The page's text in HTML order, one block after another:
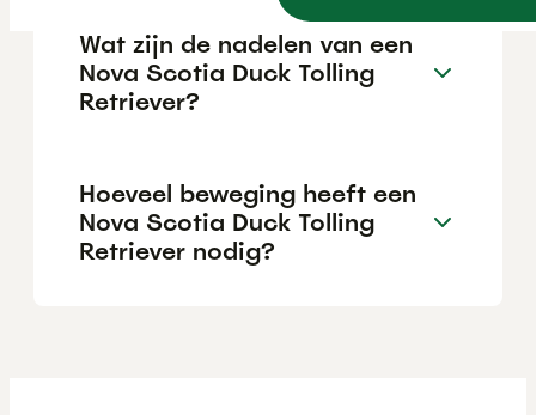
Wat zijn de nadelen van een
Nova Scotia Duck Tolling
Retriever?
Hoeveel beweging heeft een
Nova Scotia Duck Tolling
Retriever nodig?